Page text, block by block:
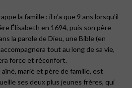
la famille : il n’a que 9 ans lorsqu’il
Élisabeth en 1694, puis son père
la parole de Dieu, une Bible (en
tout au long de sa vie,
force et réconfort.
marié et père de famille, est
ses deux plus jeunes frères, qui